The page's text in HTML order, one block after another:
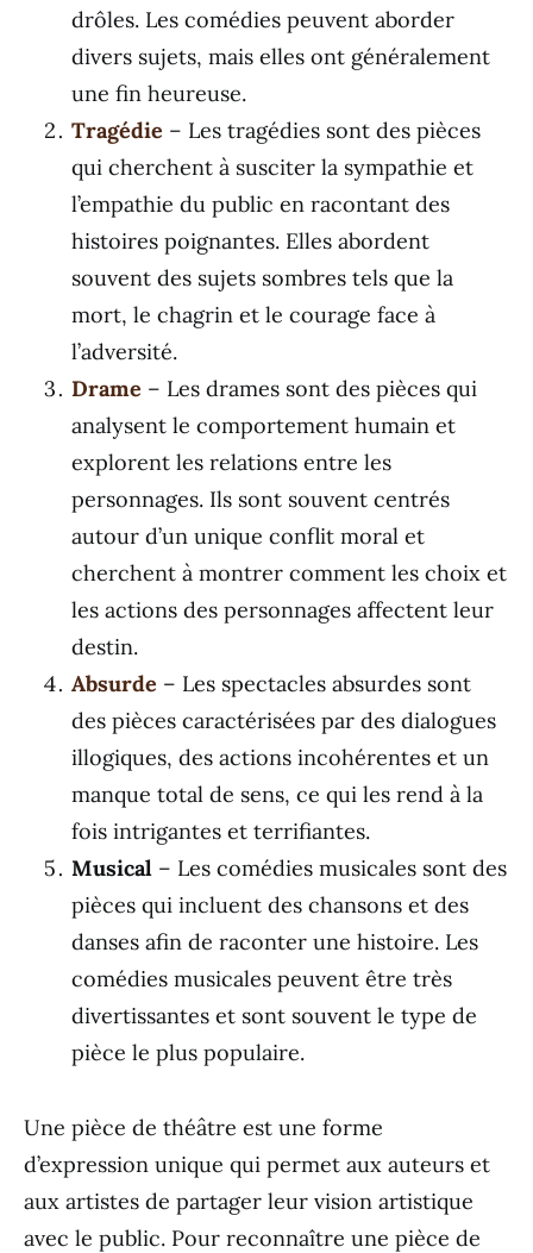
drôles. Les comédies peuvent aborder
divers sujets, mais elles ont généralement
une fin heureuse.
Tragédie – Les tragédies sont des pièces
qui cherchent à susciter la sympathie et
l’empathie du public en racontant des
histoires poignantes. Elles abordent
souvent des sujets sombres tels que la
mort, le chagrin et le courage face à
l’adversité.
Drame – Les drames sont des pièces qui
analysent le comportement humain et
explorent les relations entre les
personnages. Ils sont souvent centrés
autour d’un unique conflit moral et
cherchent à montrer comment les choix et
les actions des personnages affectent leur
destin.
Absurde – Les spectacles absurdes sont
des pièces caractérisées par des dialogues
illogiques, des actions incohérentes et un
manque total de sens, ce qui les rend à la
fois intrigantes et terrifiantes.
Musical – Les comédies musicales sont des
pièces qui incluent des chansons et des
danses afin de raconter une histoire. Les
comédies musicales peuvent être très
divertissantes et sont souvent le type de
pièce le plus populaire.
Une pièce de théâtre est une forme
d’expression unique qui permet aux auteurs et
aux artistes de partager leur vision artistique
avec le public. Pour reconnaître une pièce de